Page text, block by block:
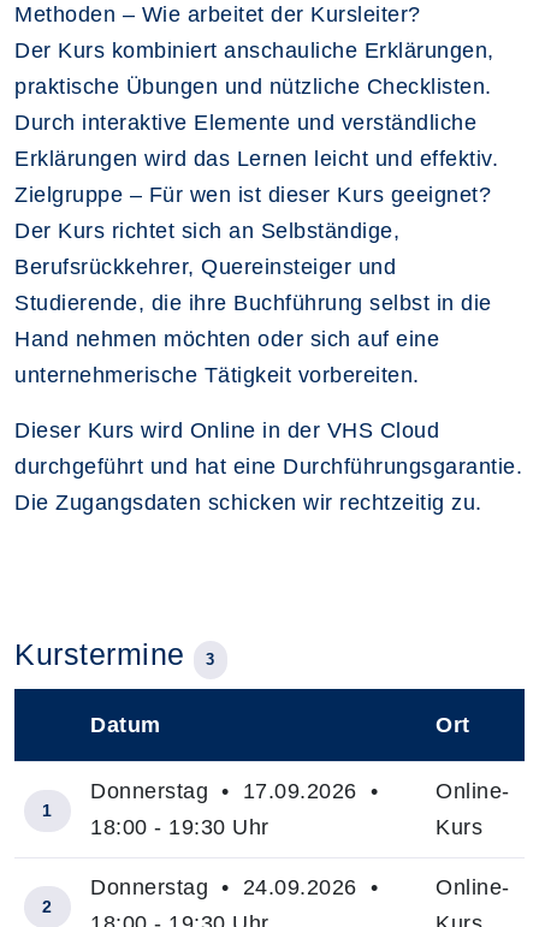
Methoden – Wie arbeitet der Kursleiter?
Der Kurs kombiniert anschauliche Erklärungen,
praktische Übungen und nützliche Checklisten.
Durch interaktive Elemente und verständliche
Erklärungen wird das Lernen leicht und effektiv.
Zielgruppe – Für wen ist dieser Kurs geeignet?
Der Kurs richtet sich an Selbständige,
Berufsrückkehrer, Quereinsteiger und
Studierende, die ihre Buchführung selbst in die
Hand nehmen möchten oder sich auf eine
unternehmerische Tätigkeit vorbereiten.
Dieser Kurs wird Online in der VHS Cloud
durchgeführt und hat eine Durchführungsgarantie.
Die Zugangsdaten schicken wir rechtzeitig zu.
Kurstermine 3
Datum Ort
1
Donnerstag • 17.09.2026 •
18:00 - 19:30 Uhr
Online-
Kurs
2
Donnerstag • 24.09.2026 •
Online-